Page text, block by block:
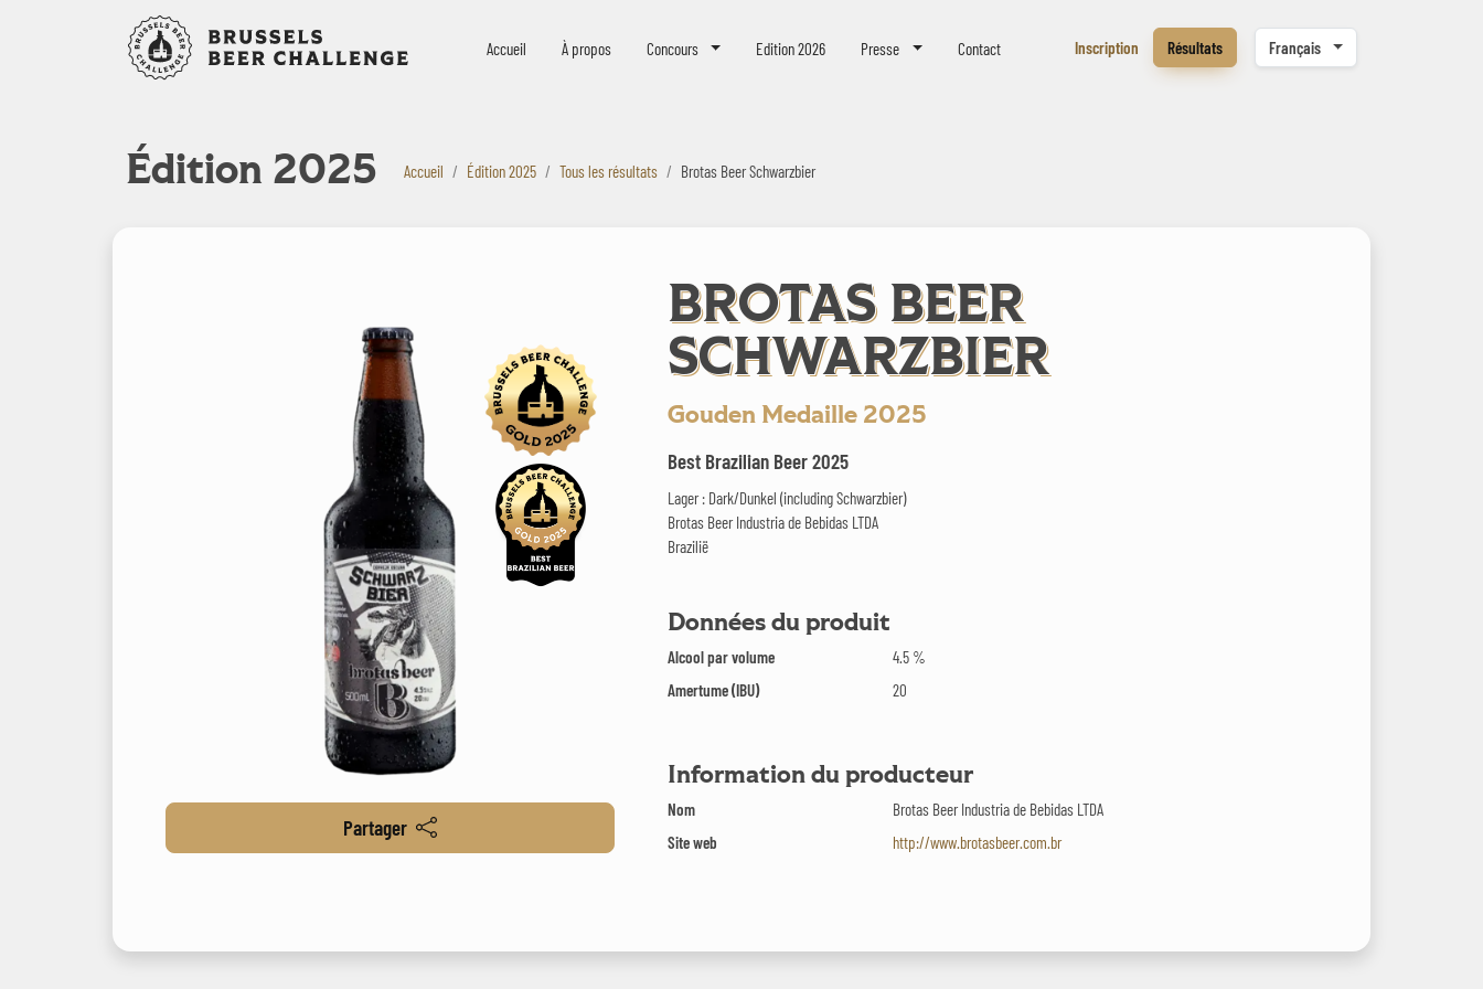
Accueil À propos Concours Edition 2026 Presse Contact Inscription Résultats Français
Édition 2025 Accueil Édition 2025 Tous les résultats Brotas Beer Schwarzbier
Partager
BROTAS BEER
SCHWARZBIER
Gouden Medaille 2025
Best Brazilian Beer 2025
Lager : Dark/Dunkel (including Schwarzbier)
Brotas Beer Industria de Bebidas LTDA
Brazilië
Données du produit
Alcool par volume
4.5 %
Amertume (IBU)
20
Information du producteur
Nom
Brotas Beer Industria de Bebidas LTDA
Site web
http://www.brotasbeer.com.br